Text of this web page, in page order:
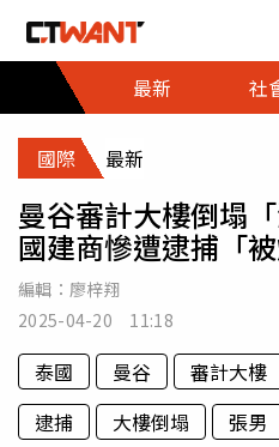
最新
社
國際 最新
曼谷審計大樓倒塌
國建商慘遭逮捕「
編輯： 廖梓翔
2025-04-20 11:18
泰國 曼谷 審計大樓
逮捕
大樓倒塌 張男